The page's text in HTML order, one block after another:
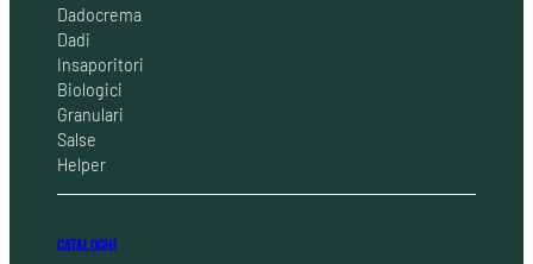
Dadocrema
Dadi
Insaporitori
Biologici
Granulari
Salse
Helper
CATALOGHI